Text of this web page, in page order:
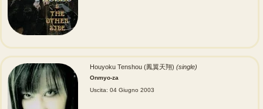
Houyoku Tenshou (鳳翼天翔) (single)
Onmyo-za
Uscita: 04 Giugno 2003